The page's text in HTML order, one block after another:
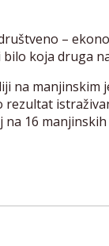
–
koja druga
na manjinskim
rezultat
16